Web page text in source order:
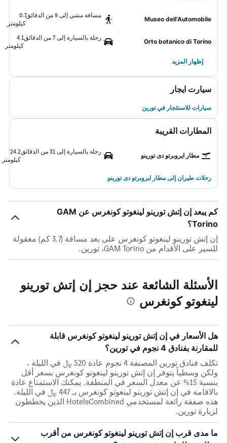
Museo dell'Automobile
مسافة مشي إلى 9 من الدقائق
0.7
كيلومتر
Orto botanico di Torino
رحلة بالسيارة إلى 7 من الدقائق
4.1
كيلومتر
إظهار المزيد
سيارت ايجار
سيارات للاستئجار في تورين
المطارات القريبة
مطار ايروبرتو دى تورينو
رحلة بالسيارة إلى 31 من الدقائق
24.2
كيلومتر
رحلات طيران إلى مطار ايروبرتو دى تورينو
كم يبعد إن إتش تورينو لينغوتو كونغرس عن GAM
Torino؟
إن إتش تورينو لينغوتو كونغرس على بعد مسافة (3.7 كم) معقولة
للسير على الأقدام من GAM Torino، تورين.
الأسئلة الشائعة عند حجز إن إتش تورينو
لينغوتو كونغرس
هل الأسعار في إن إتش تورينو لينغوتو كونغرس قابلة
للمقارنة بفنادق 4 نجوم في تورين؟
تكلف فنادق تورين المصنفة 4 نجوم عادة 520 ﷼ في الليلة ،
ولكن وسطياً يتوفر إن إتش تورينو لينغوتو كونغرس بسعر أقل
بنسبة 15% عن معدل السعر في المنطقة. يمكنك الاستمتاع عادة
بالاقامة في إن إتش تورينو لينغوتو كونغرس بـ 447 ﷼ في الليلة.
هذه صفقة رائعة لمستخدمي HotelsCombined الذين يخططون
لزيارة تورين.
ما مدى قرب إن إتش تورينو لينغوتو كونغرس من أقرب